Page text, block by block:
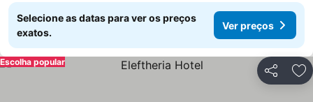
Selecione as datas para ver os preços
exatos.
Ver preços
Partilhar
Escolha popular